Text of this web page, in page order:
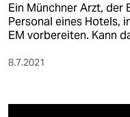
Ein Münchner Arzt, der
Personal eines Hotels,
EM vorbereiten. Kann
8.7.2021